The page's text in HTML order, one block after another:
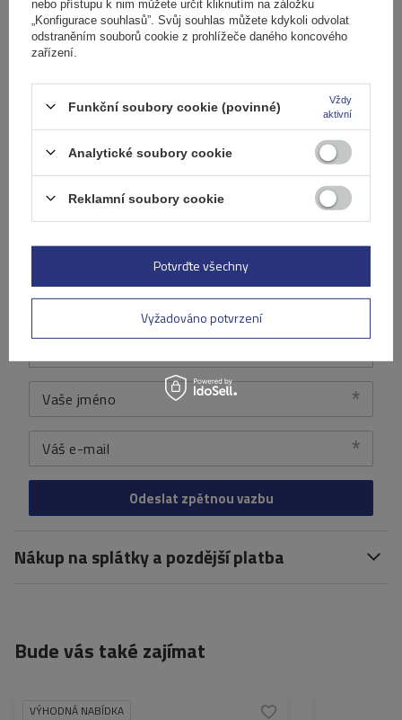
Napište svoji recenzi
Vaše hodnocení:
5/5
Přidejte vlastní obrázek produktu:
Vaše jméno
Váš e-mail
Odeslat zpětnou vazbu
Nákup na splátky a pozdější platba
Bude vás také zajímat
VÝHODNÁ NABÍDKA
nebo přístupu k nim můžete určit kliknutím na záložku
„Konfigurace souhlasů”. Svůj souhlas můžete kdykoli odvolat
odstraněním souborů cookie z prohlížeče daného koncového
zařízení.
Funkční soubory cookie (povinné)
Vždy
aktivní
Analytické soubory cookie
Reklamní soubory cookie
Vyžadováno potvrzení
Potvrďte všechny